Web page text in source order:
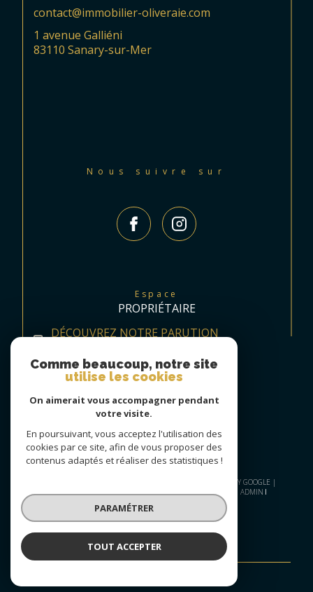
contact@immobilier-oliveraie.com
1 avenue Galliéni
83110 Sanary-sur-Mer
Nous suivre sur
Espace
PROPRIÉTAIRE
DÉCOUVREZ NOTRE PARUTION
© 2026 | TOUS DROITS RÉSERVÉS | TRADUCTION POWERED BY GOOGLE |
PLAN DU SITE
NOS HONORAIRES MENTIONS LÉGALES
ADMIN
POLITIQUE RGPD COOKIES
Comme beaucoup, notre site
utilise les cookies
On aimerait vous accompagner pendant
votre visite.
En poursuivant, vous acceptez l'utilisation des
cookies par ce site, afin de vous proposer des
contenus adaptés et réaliser des statistiques !
PARAMÉTRER
TOUT ACCEPTER